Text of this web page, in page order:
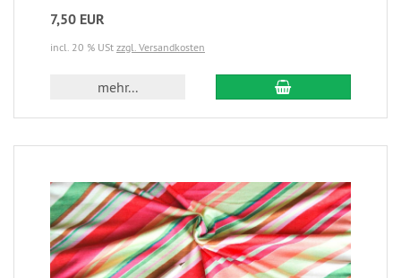
7,50 EUR
incl. 20 % USt zzgl. Versandkosten
mehr...